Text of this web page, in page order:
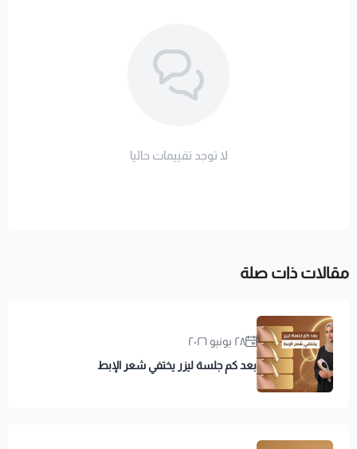
لا توجد تقييمات حاليا
مقالات ذات صلة
٢٨ يونيو ٢٠٢٦
بعد كم جلسة ليزر يختفي شعر الإبط